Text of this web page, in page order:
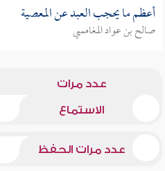
أعظم ما يحجب العبد عن المعصية
صالح بن عواد المغامسي
عدد مرات
الاستماع
عدد مرات الحفظ